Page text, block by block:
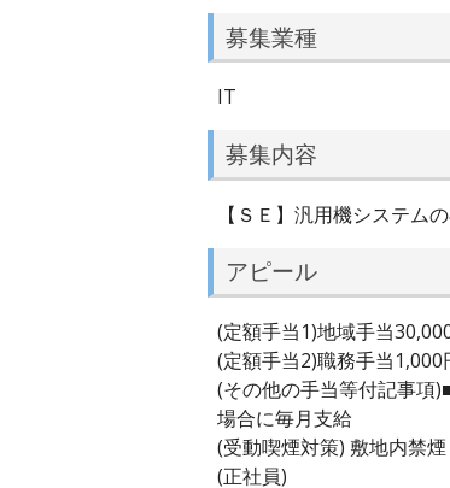
募集業種
IT
募集内容
【ＳＥ】汎用機システム
アピール
(定額手当1)地域手当
(定額手当2)職務手当1,000
(その他の手当等付記事項
場合に毎月支給
(受動喫煙対策) 敷地内禁煙
(正社員)